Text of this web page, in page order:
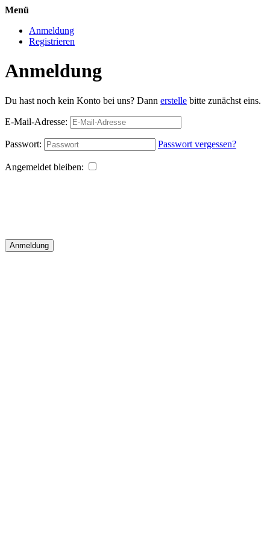
Menü
Anmeldung
Registrieren
Anmeldung
Du hast noch kein Konto bei uns? Dann erstelle bitte zunächst eins.
E-Mail-Adresse:
Passwort: Passwort vergessen?
Angemeldet bleiben:
Anmeldung